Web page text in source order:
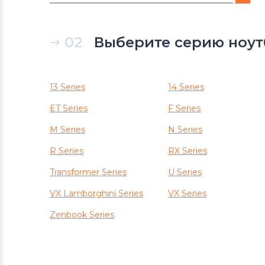
Вентиляторы (кулеры)
Вентиляторы (кулеры) eMachines
Вентиляторы (кулеры) Microsoft
Вентиляторы (кулеры)
Вентиляторы (кулеры)
02 Выберите серию
13 Series 14 Series
ET Series
F Series
M Series
N Series
R Series
RX Series
Transformer Series
U Series
VX Lamborghini Series
VX Series
Zenbook Series